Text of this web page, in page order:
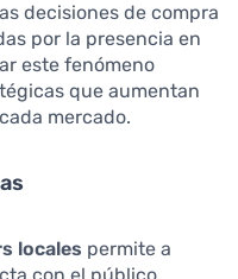
decisiones de compra
por la presencia en
este fenómeno
que aumentan
mercado.
locales permite a